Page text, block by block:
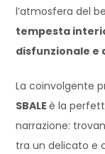
l’atmosfera del
tempesta
disfunzionale e
La coinvolgente
SBALEè la
narrazione:
tra un delicato e